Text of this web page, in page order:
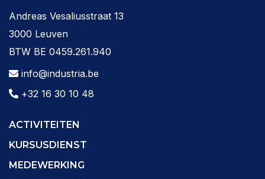
Andreas Vesaliusstraat 13
3000 Leuven
BTW BE 0459.261.940
info@industria.be
+32 16 30 10 48
ACTIVITEITEN
KURSUSDIENST
MEDEWERKING